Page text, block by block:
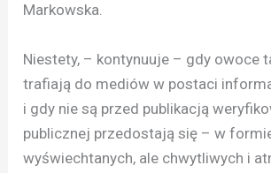
Markowska.
Niestety, – kontynuuje – gdy owoce
trafiają do mediów w postaci
i gdy nie są przed publikacją
publicznej przedostają się – w
wyświechtanych, ale chwytliwych i